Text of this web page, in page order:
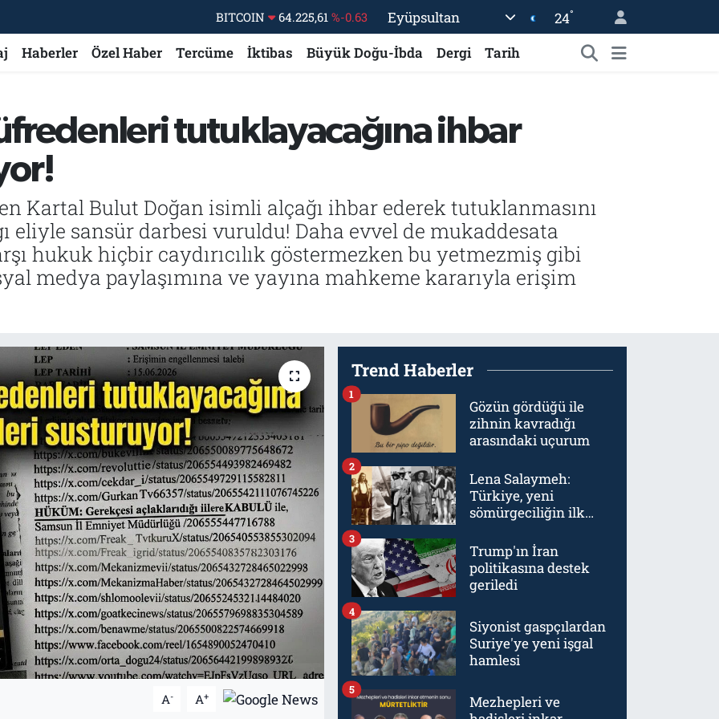
DOLAR 47,6704 %0
EURO
55,0406
%-0.08
BİST100
13.799 %70
Eyüpsultan 24°
Haberler Özel Haber Tercüme İktibas Büyük Doğu-İbda Dergi Tarih
tutuklayacağına ihbar
Kartal Bulut Doğan isimli alçağı ihbar ederek tutuklanmasını
eliyle sansür darbesi vuruldu! Daha evvel de mukaddesata
hukuk hiçbir caydırıcılık göstermezken bu yetmezmiş gibi
medya paylaşımına ve yayına mahkeme kararıyla erişim
A- A+
Trend Haberler
Gözün gördüğü ile
zihnin kavradığı
arasındaki uçurum
1
Lena Salaymeh:
Türkiye, yeni
sömürgeciliğin ilk
2
Trump'ın İran
politikasına destek
geriledi
3
Siyonist gaspçılardan
Suriye'ye yeni işgal
hamlesi
4
Mezhepleri ve
5